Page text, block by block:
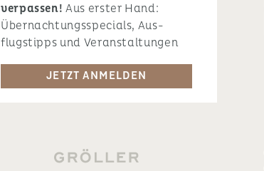
verpassen! Aus erster Hand:
Übernachtungsspecials, Aus-
flugstipps und Veranstaltungen
JETZT ANMELDEN